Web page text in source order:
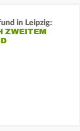
in Leipzig:
ZWEITEM